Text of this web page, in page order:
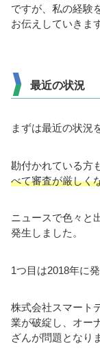
ですが、私の経験
お伝えしていきま
最近の状況
まずは最近の状況
勘付かれている方
べて審査が厳しく
ニュースで色々と
発生しました。
1つ目は2018年に
株式会社スマート
業が破綻し、オー
ざんが問題となり